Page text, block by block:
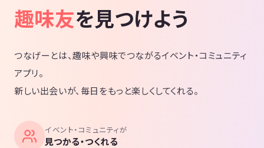
趣味友を見つけよう
つなげーとは、趣味や興味でつながるイベント・コミュニティ
アプリ。
新しい出会いが、毎日をもっと楽しくしてくれる。
イベント・コミュニティが
見つかる・つくれる